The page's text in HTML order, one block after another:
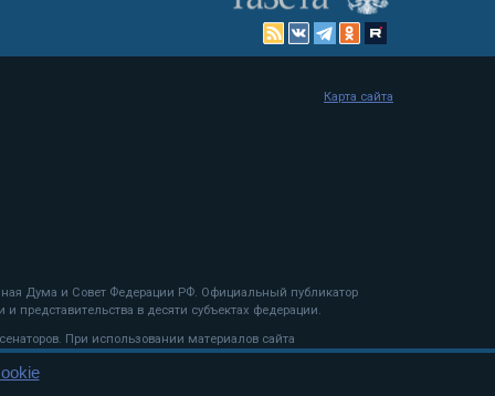
Дума и Совет Федерации РФ. Официальный публикатор
представительства в десяти субъектах федерации.
При использовании материалов сайта
Карта сайта